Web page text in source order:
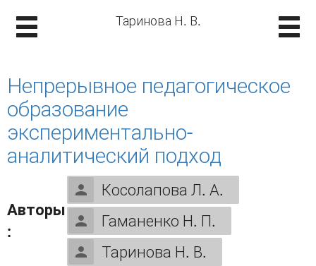
Таринова Н. В.
Непрерывное педагогическое
образование
экспериментально-
аналитический подход
Авторы
:
Косолапова Л. А.
Гаманенко Н. П.
Таринова Н. В.